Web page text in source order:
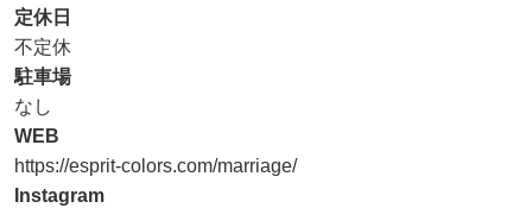
定休日
不定休
駐車場
なし
WEB
https://esprit-colors.com/marriage/
Instagram